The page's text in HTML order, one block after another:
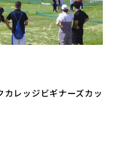
カレッジビギナーズカッ